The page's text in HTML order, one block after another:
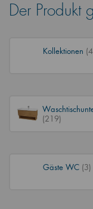
Der Produkt
Kollektionen
(219)
Gäste WC (3)